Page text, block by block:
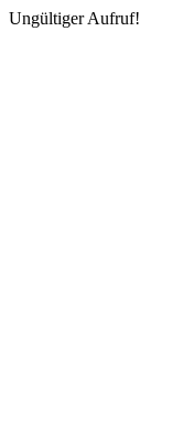
Ungültiger Aufruf!